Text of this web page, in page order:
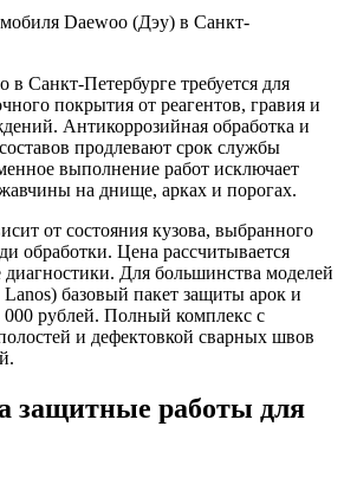
в Санкт-Петербурге требуется для
покрытия от реагентов, гравия и
Антикоррозийная обработка и
продлевают срок службы
выполнение работ исключает
на днище, арках и порогах.
от состояния кузова, выбранного
обработки. Цена рассчитывается
Для большинства моделей
базовый пакет защиты арок и
000 рублей. Полный комплекс с
и дефектовкой сварных швов
защитные работы для